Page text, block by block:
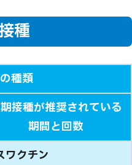
種
種類
接種が推奨されている
期間と回数
ワクチン